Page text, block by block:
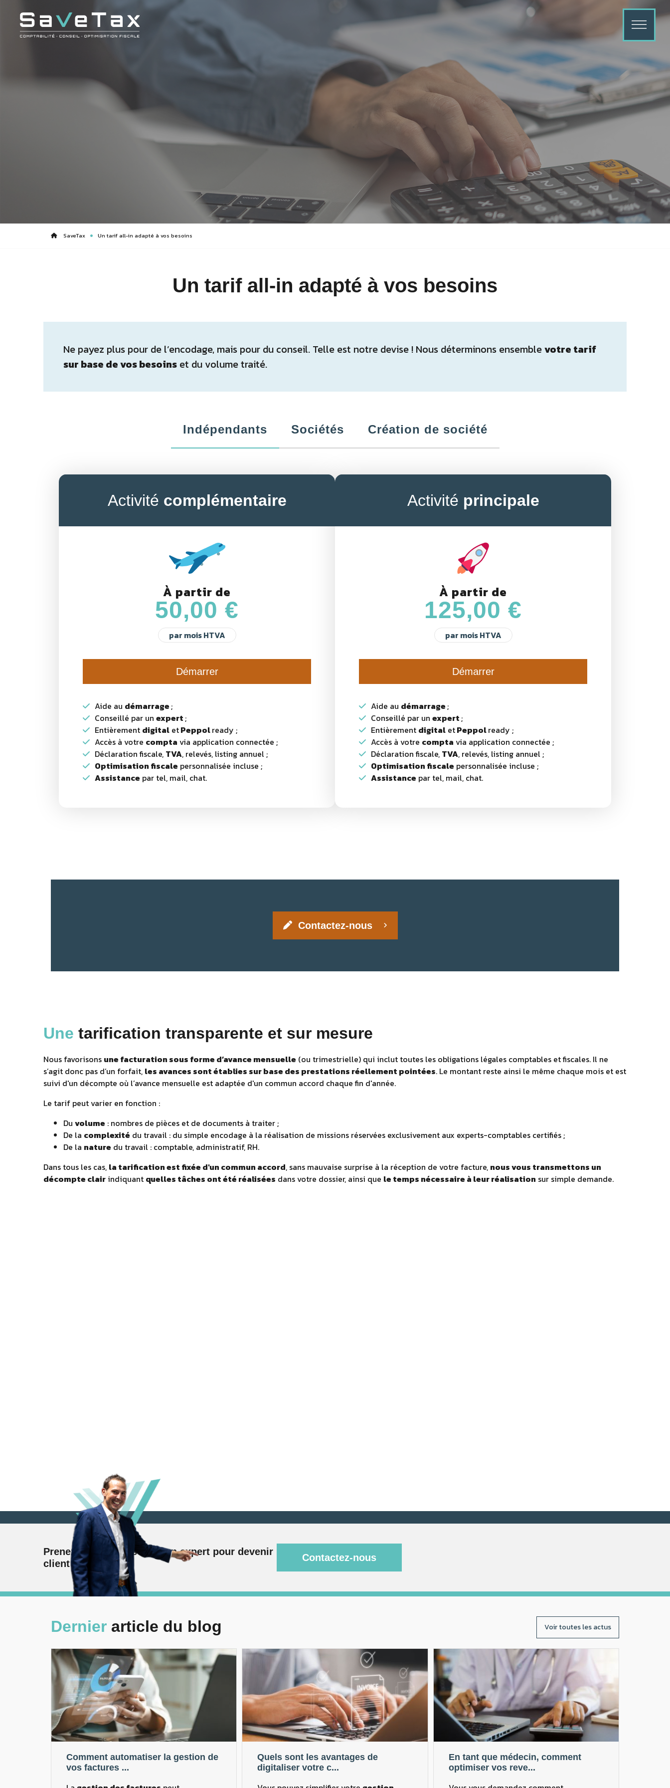
SaveTax Un tarif all-in adapté à vos besoins
Un tarif all-in adapté à vos besoins
Ne payez plus pour de l’encodage, mais pour du conseil. Telle est notre devise ! Nous déterminons ensemblevotre tarif
sur base de vos besoins et du volume traité.
Indépendants Sociétés Création de société
Activité complémentaire
À partir de
50,00 €
par mois HTVA
Démarrer
Aide au démarrage;
Conseillé par un expert;
Entièrement digital etPeppolready ;
Accès à votre compta via application connectée ;
Déclaration fiscale, TVA, relevés, listing annuel ;
Optimisation fiscale personnalisée incluse ;
Assistance par tel, mail, chat.
Activité principale
À partir de
125,00 €
par mois HTVA
Démarrer
Aide au démarrage;
Conseillé par un expert;
Entièrement digital etPeppolready ;
Accès à votre compta via application connectée ;
Déclaration fiscale, TVA, relevés, listing annuel ;
Optimisation fiscale personnalisée incluse ;
Assistance par tel, mail, chat.
Contactez-nous
Une tarification transparente et sur mesure
Nous favorisons une facturation sous forme d’avance mensuelle (ou trimestrielle) qui inclut toutes les obligations légales comptables et fiscales. Il ne
s’agit donc pas d’un forfait, les avances sont établies sur base des prestations réellement pointées. Le montant reste ainsi le même chaque mois et est
suivi d'un décompte où l’avance mensuelle est adaptée d'un commun accord chaque fin d'année.
Le tarif peut varier en fonction :
Du volume : nombres de pièces et de documents à traiter ;
De la complexité du travail : du simple encodage à la réalisation de missions réservées exclusivement aux experts-comptables certifiés ;
De la nature du travail : comptable, administratif, RH.
Dans tous les cas, la tarification est fixée d'un commun accord, sans mauvaise surprise à la réception de votre facture, nous vous transmettons un
décompte clair indiquant quelles tâches ont été réalisées dans votre dossier, ainsi que le temps nécessaire à leur réalisation sur simple demande.
Prenez rendez-vous avec un expert pour devenir
client SaveTax !
Contactez-nous
Dernier article du blog Voir toutes les actus
Comment automatiser la gestion de
vos factures ...
Quels sont les avantages de
digitaliser votre c...
En tant que médecin, comment
optimiser vos reve...